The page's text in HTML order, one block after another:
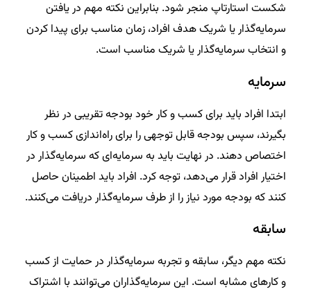
شکست استارتاپ منجر شود. بنابراین نکته مهم در یافتن
سرمایه‌گذار یا شریک هدف افراد، زمان مناسب برای پیدا کردن
و انتخاب سرمایه‌گذار یا شریک مناسب است.
سرمایه
ابتدا افراد باید برای کسب و کار خود بودجه تقریبی در نظر
بگیرند، سپس بودجه قابل توجهی را برای راه‌اندازی کسب و کار
اختصاص دهند. در نهایت باید به سرمایه‌ای که سرمایه‌گذار در
اختیار افراد قرار می‎‌دهد، توجه کرد. افراد باید اطمینان حاصل
کنند که بودجه مورد نیاز را از طرف سرمایه‌گذار دریافت می‌کنند.
سابقه
نکته مهم دیگر، سابقه و تجربه سرمایه‌گذار در حمایت از کسب
و کارهای مشابه است. این سرمایه‌گذاران می‌توانند با اشتراک